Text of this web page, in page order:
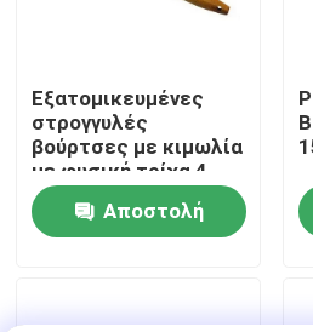
Νέα
Όλες οι περιπτώσεις
Πινέλο βαφής σπιτιού
Βούρτσα συνθετικού
Εξατομικευμένες
στρογγυλές
βούρτσες με κιμωλία
με φυσική τρίχα 4
ιντσών
Αποστολή